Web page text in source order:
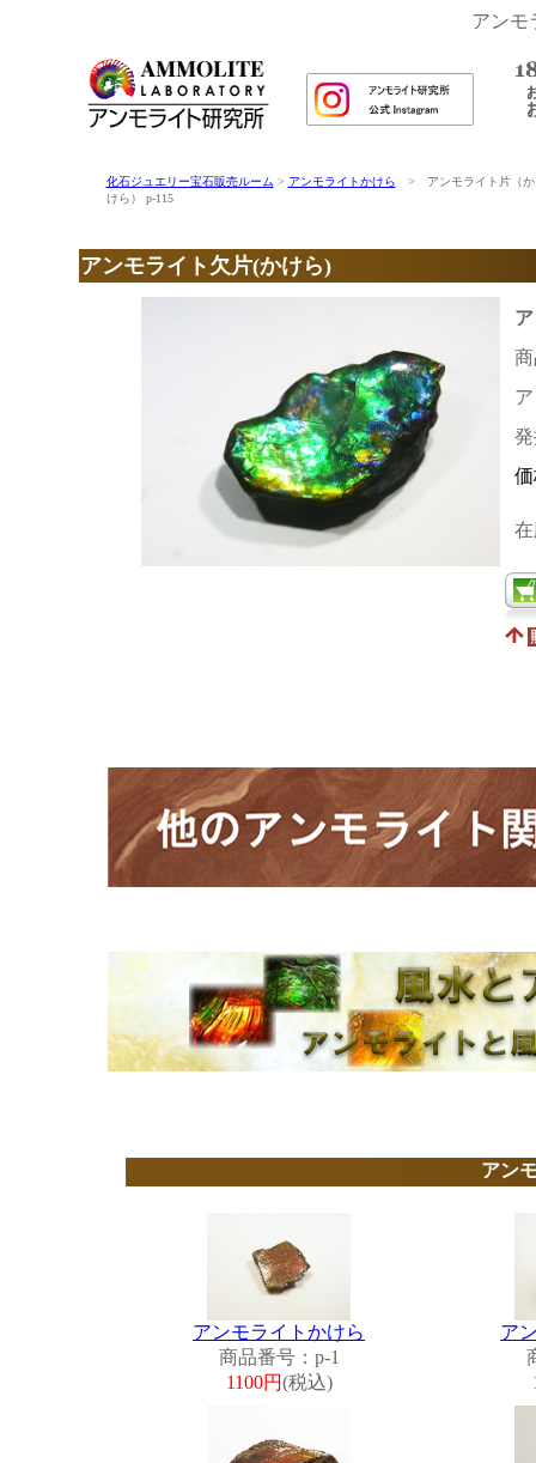
アンモ
化石ジュエリー宝石販売ルーム > アンモライトかけら > アンモライト片（か
けら） p-115
アンモライト欠片(かけら)
アン
アンモライトかけら
商品番号：p-1
1100円(税込)
ア